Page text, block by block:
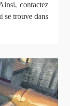
contactez
se trouve dans